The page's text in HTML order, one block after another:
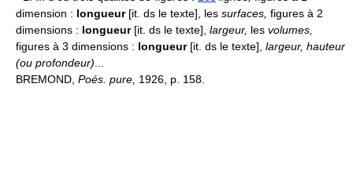
dimension : longueur [it. ds le texte], les surfaces, figures à 2
dimensions : longueur [it. ds le texte], largeur, les volumes,
figures à 3 dimensions : longueur [it. ds le texte], largeur, hauteur
(ou profondeur)
BREMOND, Poés. pure, 1926, p. 158.